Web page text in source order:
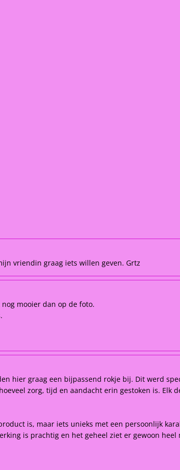
vriendin graag iets willen geven. Grtz
mooier dan op de foto.
hier graag een bijpassend rokje bij. Dit werd
zorg, tijd en aandacht erin gestoken is. Elk
is, maar iets unieks met een persoonlijk
is prachtig en het geheel ziet er gewoon heel